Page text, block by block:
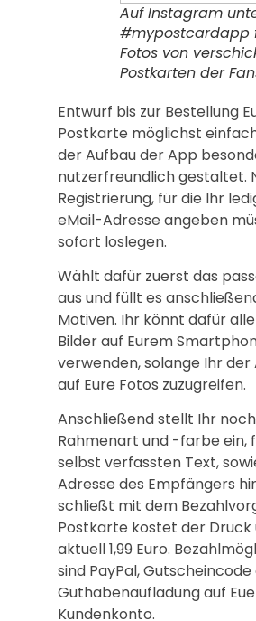
Auf Instagram
#mypostcardapp
Fotos von
Postkarten der
Entwurf bis zur Bestellung
Postkarte möglichst
der Aufbau der App
nutzerfreundlich gestaltet.
Registrierung, für die Ihr
eMail-Adresse angeben
sofort loslegen.
Wählt dafür zuerst das
aus und füllt es
Motiven. Ihr könnt dafür
Bilder auf Eurem
verwenden, solange Ihr
auf Eure Fotos zuzugreifen.
Anschließend stellt Ihr
Rahmenart und -farbe ein,
selbst verfassten Text,
Adresse des Empfängers
schließt mit dem
Postkarte kostet der Druck
aktuell 1,99 Euro.
sind PayPal,
Guthabenaufladung auf
Kundenkonto.